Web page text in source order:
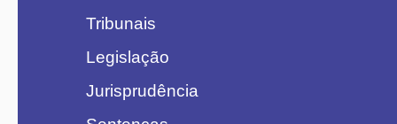
Tribunais
Legislação
Jurisprudência